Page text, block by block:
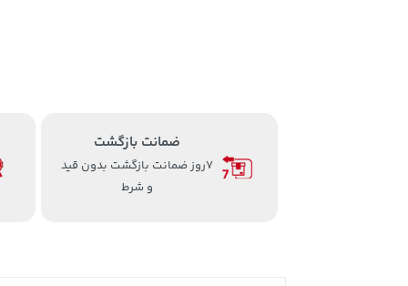
ضمانت بازگشت
7روز ضمانت بازگشت بدون قید
و شرط